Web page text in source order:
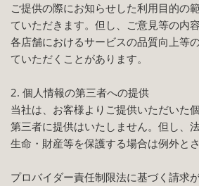
ご提供の際にお知らせした利用目的の
ていただきます。但し、ご意見等の内
各店舗におけるサービスの品質向上等
ていただくことがあります。
2. 個人情報の第三者への提供
当社は、お客様よりご提供いただいた
第三者に提供はいたしません。但し、
生命・財産等を保護する場合は例外と
プロバイダー責任制限法に基づく請求